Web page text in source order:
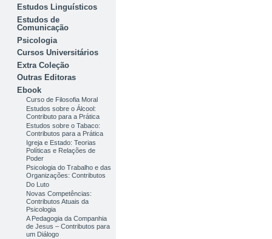
Estudos Linguísticos
Estudos de
Comunicação
Psicologia
Cursos Universitários
Extra Coleção
Outras Editoras
Ebook
Curso de Filosofia Moral
Estudos sobre o Álcool:
Contributo para a Prática
Estudos sobre o Tabaco:
Contributos para a Prática
Igreja e Estado: Teorias
Políticas e Relações de
Poder
Psicologia do Trabalho e das
Organizações: Contributos
Do Luto
Novas Competências:
Contributos Atuais da
Psicologia
A Pedagogia da Companhia
de Jesus – Contributos para
um Diálogo